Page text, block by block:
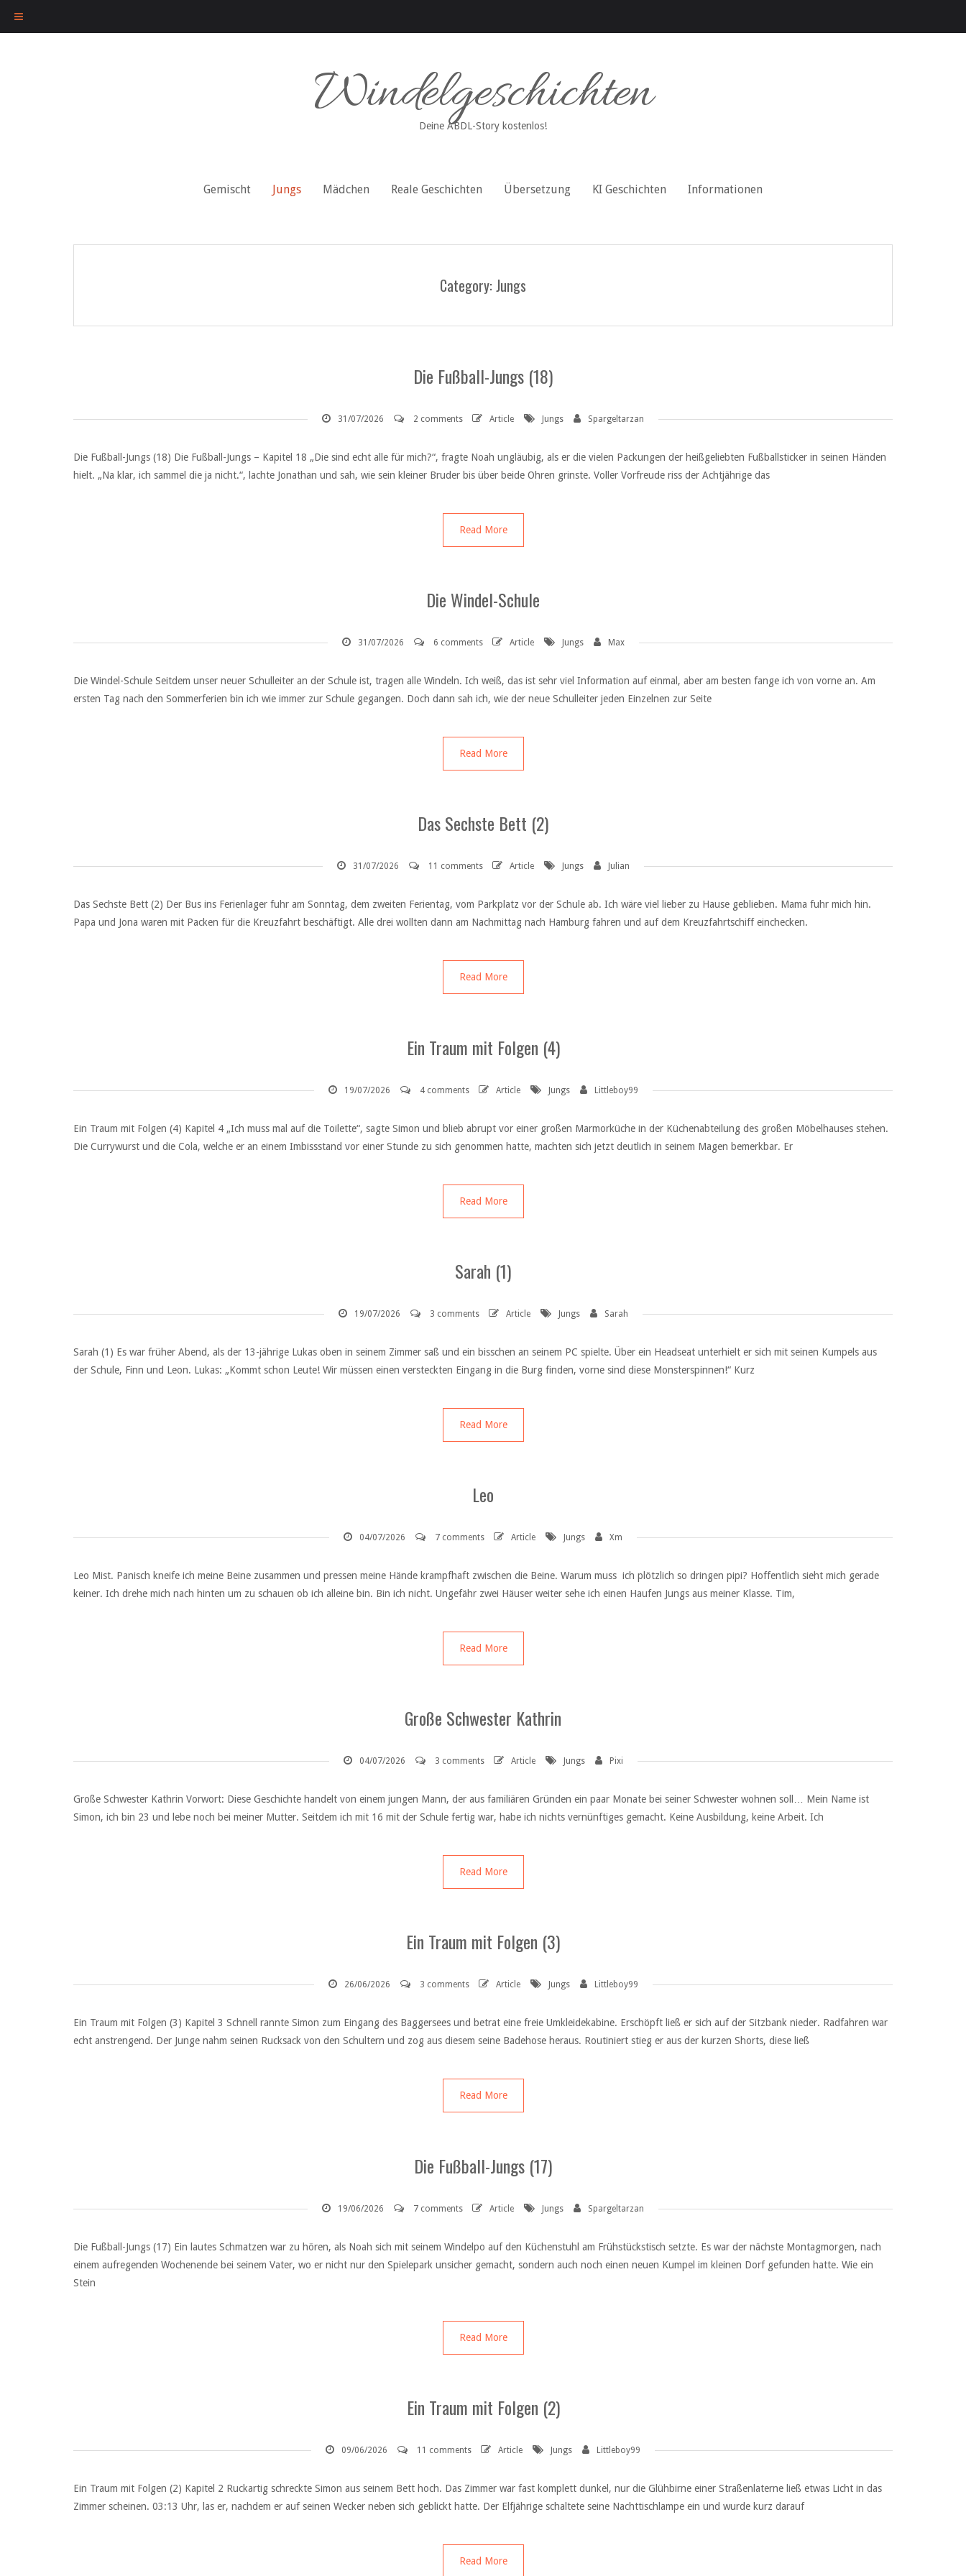
Windelgeschichten
Deine ABDL-Story kostenlos!
Gemischt Jungs Mädchen Reale Geschichten Übersetzung KI Geschichten Informationen
Category: Jungs
Die Fußball-Jungs (18)
31/07/2026 2 comments Article Jungs Spargeltarzan
Die Fußball-Jungs (18) Die Fußball-Jungs – Kapitel 18 „Die sind echt alle für mich?“, fragte Noah ungläubig, als er die vielen Packungen der heißgeliebten Fußballsticker in seinen Händen
hielt. „Na klar, ich sammel die ja nicht.“, lachte Jonathan und sah, wie sein kleiner Bruder bis über beide Ohren grinste. Voller Vorfreude riss der Achtjährige das
Read More
Die Windel-Schule
31/07/2026 6 comments Article Jungs Max
Die Windel-Schule Seitdem unser neuer Schulleiter an der Schule ist, tragen alle Windeln. Ich weiß, das ist sehr viel Information auf einmal, aber am besten fange ich von vorne an. Am
ersten Tag nach den Sommerferien bin ich wie immer zur Schule gegangen. Doch dann sah ich, wie der neue Schulleiter jeden Einzelnen zur Seite
Read More
Das Sechste Bett (2)
31/07/2026 11 comments Article Jungs Julian
Das Sechste Bett (2) Der Bus ins Ferienlager fuhr am Sonntag, dem zweiten Ferientag, vom Parkplatz vor der Schule ab. Ich wäre viel lieber zu Hause geblieben. Mama fuhr mich hin.
Papa und Jona waren mit Packen für die Kreuzfahrt beschäftigt. Alle drei wollten dann am Nachmittag nach Hamburg fahren und auf dem Kreuzfahrtschiff einchecken.
Read More
Ein Traum mit Folgen (4)
19/07/2026 4 comments Article Jungs Littleboy99
Ein Traum mit Folgen (4) Kapitel 4 „Ich muss mal auf die Toilette“, sagte Simon und blieb abrupt vor einer großen Marmorküche in der Küchenabteilung des großen Möbelhauses stehen.
Die Currywurst und die Cola, welche er an einem Imbissstand vor einer Stunde zu sich genommen hatte, machten sich jetzt deutlich in seinem Magen bemerkbar. Er
Read More
Sarah (1)
19/07/2026 3 comments Article Jungs Sarah
Sarah (1) Es war früher Abend, als der 13-jährige Lukas oben in seinem Zimmer saß und ein bisschen an seinem PC spielte. Über ein Headseat unterhielt er sich mit seinen Kumpels aus
der Schule, Finn und Leon. Lukas: „Kommt schon Leute! Wir müssen einen versteckten Eingang in die Burg finden, vorne sind diese Monsterspinnen!“ Kurz
Read More
Leo
04/07/2026 7 comments Article Jungs Xm
Leo Mist. Panisch kneife ich meine Beine zusammen und pressen meine Hände krampfhaft zwischen die Beine. Warum muss ich plötzlich so dringen pipi? Hoffentlich sieht mich gerade
keiner. Ich drehe mich nach hinten um zu schauen ob ich alleine bin. Bin ich nicht. Ungefähr zwei Häuser weiter sehe ich einen Haufen Jungs aus meiner Klasse. Tim,
Read More
Große Schwester Kathrin
04/07/2026 3 comments Article Jungs Pixi
Große Schwester Kathrin Vorwort: Diese Geschichte handelt von einem jungen Mann, der aus familiären Gründen ein paar Monate bei seiner Schwester wohnen soll… Mein Name ist
Simon, ich bin 23 und lebe noch bei meiner Mutter. Seitdem ich mit 16 mit der Schule fertig war, habe ich nichts vernünftiges gemacht. Keine Ausbildung, keine Arbeit. Ich
Read More
Ein Traum mit Folgen (3)
26/06/2026 3 comments Article Jungs Littleboy99
Ein Traum mit Folgen (3) Kapitel 3 Schnell rannte Simon zum Eingang des Baggersees und betrat eine freie Umkleidekabine. Erschöpft ließ er sich auf der Sitzbank nieder. Radfahren war
echt anstrengend. Der Junge nahm seinen Rucksack von den Schultern und zog aus diesem seine Badehose heraus. Routiniert stieg er aus der kurzen Shorts, diese ließ
Read More
Die Fußball-Jungs (17)
19/06/2026 7 comments Article Jungs Spargeltarzan
Die Fußball-Jungs (17) Ein lautes Schmatzen war zu hören, als Noah sich mit seinem Windelpo auf den Küchenstuhl am Frühstückstisch setzte. Es war der nächste Montagmorgen, nach
einem aufregenden Wochenende bei seinem Vater, wo er nicht nur den Spielepark unsicher gemacht, sondern auch noch einen neuen Kumpel im kleinen Dorf gefunden hatte. Wie ein
Stein
Read More
Ein Traum mit Folgen (2)
09/06/2026 11 comments Article Jungs Littleboy99
Ein Traum mit Folgen (2) Kapitel 2 Ruckartig schreckte Simon aus seinem Bett hoch. Das Zimmer war fast komplett dunkel, nur die Glühbirne einer Straßenlaterne ließ etwas Licht in das
Zimmer scheinen. 03:13 Uhr, las er, nachdem er auf seinen Wecker neben sich geblickt hatte. Der Elfjährige schaltete seine Nachttischlampe ein und wurde kurz darauf
Read More